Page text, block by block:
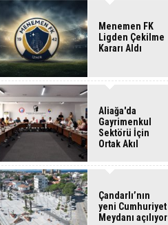
Menemen FK
Ligden Çekilme
Kararı Aldı
Aliağa'da
Gayrimenkul
Sektörü İçin
Ortak Akıl
Çandarlı’nın
yeni Cumhuriyet
Meydanı açılıyor